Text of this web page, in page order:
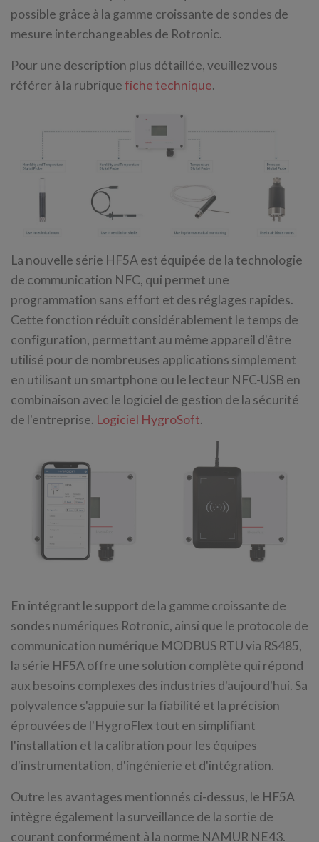
possible grâce à la gamme croissante de sondes de
mesure interchangeables de Rotronic.
Pour une description plus détaillée, veuillez vous
référer à la rubriquefiche technique.
La nouvelle série HF5A est équipée de la technologie
de communication NFC, qui permet une
programmation sans effort et des réglages rapides.
Cette fonction réduit considérablement le temps de
configuration, permettant au même appareil d'être
utilisé pour de nombreuses applications simplement
en utilisant un smartphone ou le lecteur NFC-USB en
combinaison avec le logiciel de gestion de la sécurité
de l'entreprise. Logiciel HygroSoft.
En intégrant le support de la gamme croissante de
sondes numériques Rotronic, ainsi que le protocole de
communication numérique MODBUS RTU via RS485,
la série HF5A offre une solution complète qui répond
aux besoins complexes des industries d'aujourd'hui. Sa
polyvalence s'appuie sur la fiabilité et la précision
éprouvées de l'HygroFlex tout en simplifiant
l'installation et la calibration pour les équipes
d'instrumentation, d'ingénierie et d'intégration.
Outre les avantages mentionnés ci-dessus, le HF5A
intègre également la surveillance de la sortie de
courant conformément à la norme NAMUR NE43.